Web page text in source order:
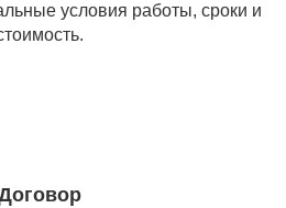
условия работы, сроки и